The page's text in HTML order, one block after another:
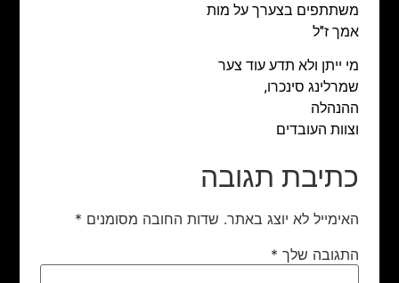
משתתפים בצערך על מות
אמך ז"ל
מי ייתן ולא תדע עוד צער
שמרלינג סינכרו,
ההנהלה
וצוות העובדים
כתיבת תגובה
האימייל לא יוצג באתר. שדות החובה מסומנים *
התגובה שלך *